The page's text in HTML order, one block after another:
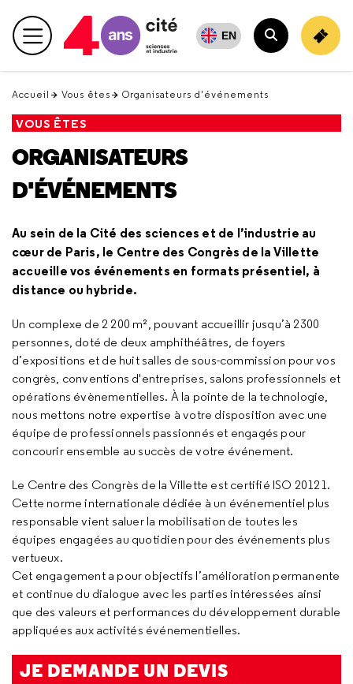
en
haut Menu principal EN
Rechercher
Accueil Vous êtes Organisateurs d'événements
VOUS ÊTES
ORGANISATEURS
D'ÉVÉNEMENTS
Au sein de la Cité des sciences et de l’industrie au
cœur de Paris, le Centre des Congrès de la Villette
accueille vos événements en formats présentiel, à
distance ou hybride.
Un complexe de 2 200 m², pouvant accueillir jusqu’à 2300
personnes, doté de deux amphithéâtres, de foyers
d’expositions et de huit salles de sous-commission pour vos
congrès, conventions d'entreprises, salons professionnels et
opérations évènementielles. À la pointe de la technologie,
nous mettons notre expertise à votre disposition avec une
équipe de professionnels passionnés et engagés pour
concourir ensemble au succès de votre événement.
Le Centre des Congrès de la Villette est certifié ISO 20121.
Cette norme internationale dédiée à un événementiel plus
responsable vient saluer la mobilisation de toutes les
équipes engagées au quotidien pour des événements plus
vertueux.
Cet engagement a pour objectifs l’amélioration permanente
et continue du dialogue avec les parties intéressées ainsi
que des valeurs et performances du développement durable
appliquées aux activités événementielles.
JE DEMANDE UN DEVIS